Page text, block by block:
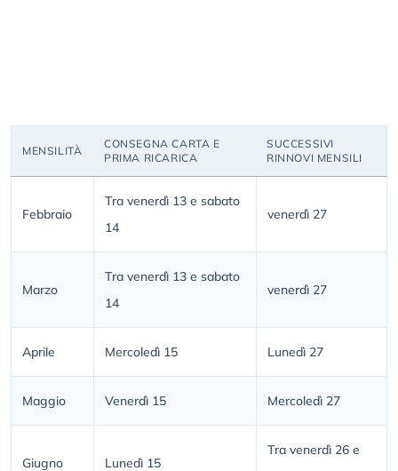
MENSILITÀ
CONSEGNA CARTA E
PRIMA RICARICA
SUCCESSIVI
RINNOVI MENSILI
Febbraio
Tra venerdì 13 e sabato
14
venerdì 27
Marzo
Tra venerdì 13 e sabato
14
venerdì 27
Aprile Mercoledì 15 Lunedì 27
Maggio Venerdì 15 Mercoledì 27
Giugno Lunedì 15
Tra venerdì 26 e